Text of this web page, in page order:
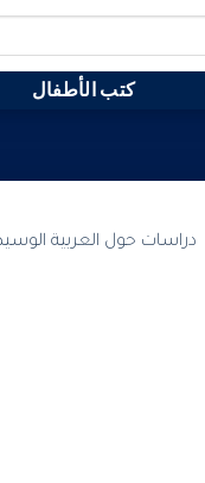
كتب الأطفال